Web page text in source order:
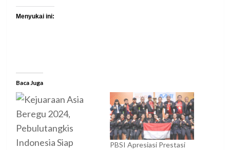
Menyukai ini:
Baca Juga
PBSI Apresiasi Prestasi